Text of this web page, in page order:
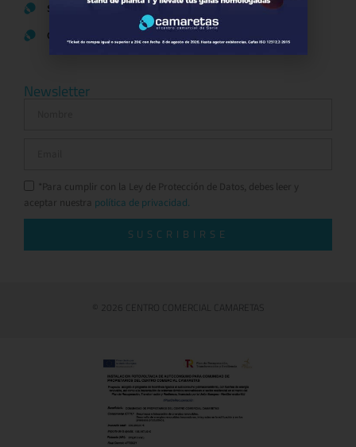
Servicios
Otros comparativos
Newsletter
*Para cumplir con la Ley de Protección de Datos, debes leer y
aceptar nuestra política de privacidad.
SUSCRIBIRSE
© 2026 CENTRO COMERCIAL CAMARETAS